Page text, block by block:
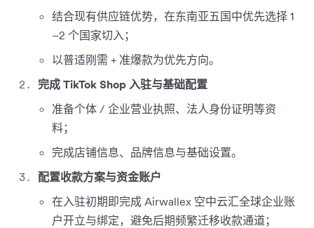
结合现有供应链优势，在东南亚五国中优先选择 1
–2 个国家切入；
以普适刚需 + 准爆款为优先方向。
完成 TikTok Shop 入驻与基础配置
准备个体 / 企业营业执照、法人身份证明等资
料；
完成店铺信息、品牌信息与基础设置。
配置收款方案与资金账户
在入驻初期即完成 Airwallex 空中云汇全球企业账
户开立与绑定，避免后期频繁迁移收款通道；